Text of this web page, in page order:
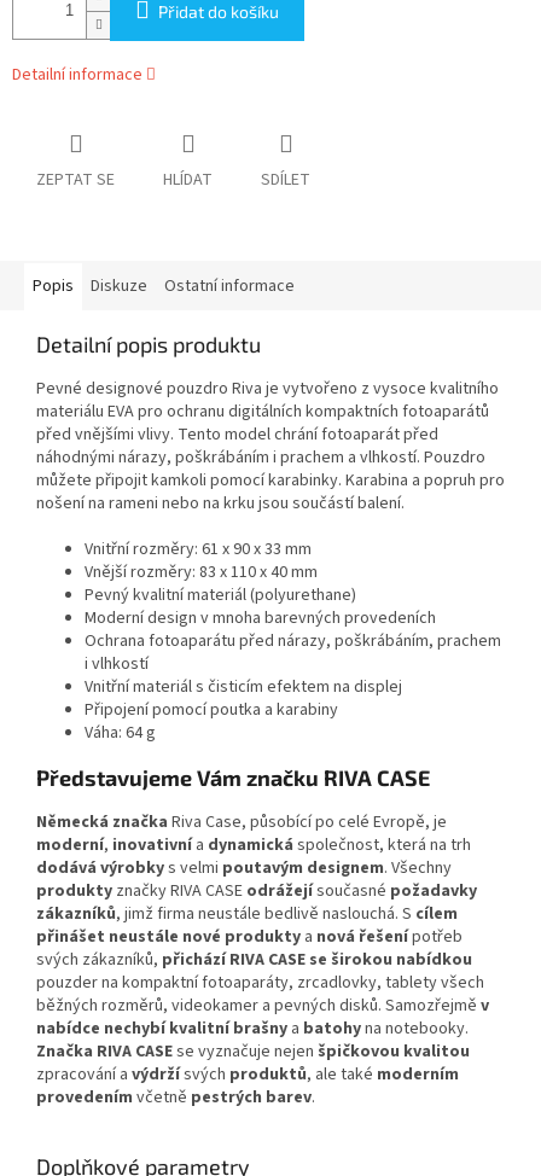
Přidat do košíku
Detailní informace
ZEPTAT SE HLÍDAT SDÍLET
Popis Diskuze Ostatní informace
Detailní popis produktu
Pevné designové pouzdro Riva je vytvořeno z vysoce kvalitního
materiálu EVA pro ochranu digitálních kompaktních fotoaparátů
před vnějšími vlivy. Tento model chrání fotoaparát před
náhodnými nárazy, poškrábáním i prachem a vlhkostí. Pouzdro
můžete připojit kamkoli pomocí karabinky. Karabina a popruh pro
nošení na rameni nebo na krku jsou součástí balení.
Vnitřní rozměry: 61 x 90 x 33 mm
Vnější rozměry: 83 x 110 x 40 mm
Pevný kvalitní materiál (polyurethane)
Moderní design v mnoha barevných provedeních
Ochrana fotoaparátu před nárazy, poškrábáním, prachem
i vlhkostí
Vnitřní materiál s čisticím efektem na displej
Připojení pomocí poutka a karabiny
Váha: 64 g
Představujeme Vám značku RIVA CASE
Německá značka Riva Case, působící po celé Evropě, je
moderní, inovativnía dynamická společnost, která na trh
dodává výrobkys velmi poutavým designem. Všechny
produkty značky RIVA CASE odrážejísoučasné požadavky
zákazníků, jimž firma neustále bedlivě naslouchá. S cílem
přinášet neustále nové produkty a nová řešenípotřeb
svých zákazníků, přichází RIVA CASE se širokou nabídkou
pouzder na kompaktní fotoaparáty, zrcadlovky, tablety všech
běžných rozměrů, videokamer a pevných disků. Samozřejmě v
nabídce nechybí kvalitní brašny a batohyna notebooky.
Značka RIVA CASEse vyznačuje nejen špičkovou kvalitou
zpracování a výdržísvých produktů, ale také moderním
provedením včetně pestrých barev.
Doplňkové parametry